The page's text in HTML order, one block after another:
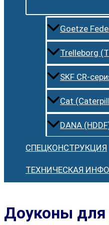
Goetze
Trelleborg
SKF CR-
Cat
DANA
СПЕЦКОНСТРУКЦИЯ
ТЕХНИЧЕСКАЯ
Доуконы для